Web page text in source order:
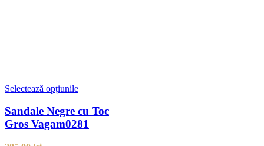
Selectează opțiunile
Sandale Negre cu Toc
Gros Vagam0281